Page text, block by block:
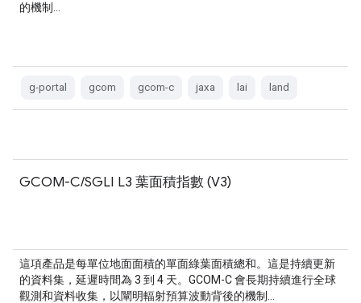
的機制…
g-portal gcom gcom-c jaxa lai land
GCOM-C/SGLI L3 葉面積指數 (V3)
這項產品是每單位地面面積的單面綠葉面積總和。這是持續更新
的資料集，延遲時間為 3 到 4 天。GCOM-C 會長期持續進行全球
觀測和資料收集，以闡明輻射預算波動背後的機制…